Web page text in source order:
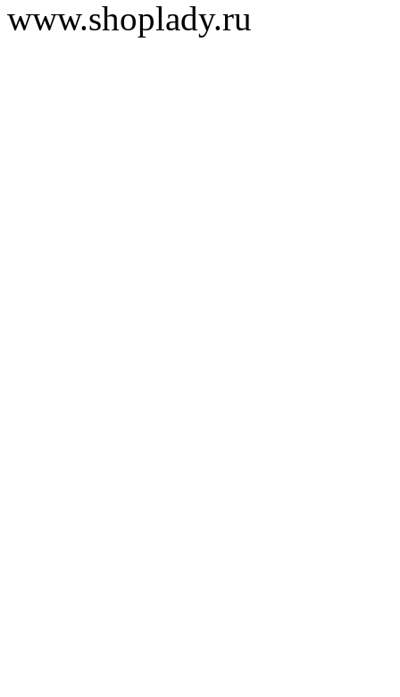
www.shoplady.ru